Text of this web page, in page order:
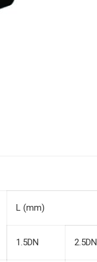
L (mm)
1.5DN 2.5DN